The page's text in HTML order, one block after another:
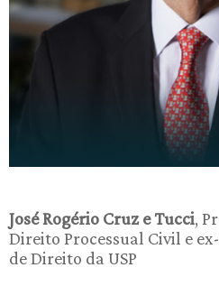
José Rogério Cruz e Tucci,
Direito Processual Civil e
de Direito da USP